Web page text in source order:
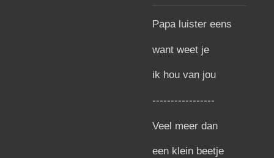
Papa luister eens
want weet je
ik hou van jou
-----------------
Veel meer dan
een klein beetje